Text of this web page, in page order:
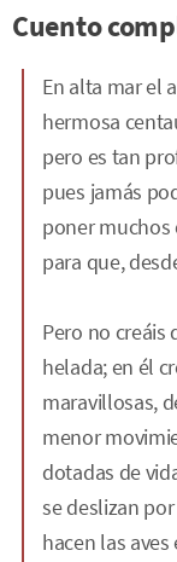
Cuento
En alta mar el
hermosa
pero es tan
pues jamás
poner muchos
para que,
Pero no creáis
helada; en él
maravillosas,
menor
dotadas de
se deslizan
hacen las